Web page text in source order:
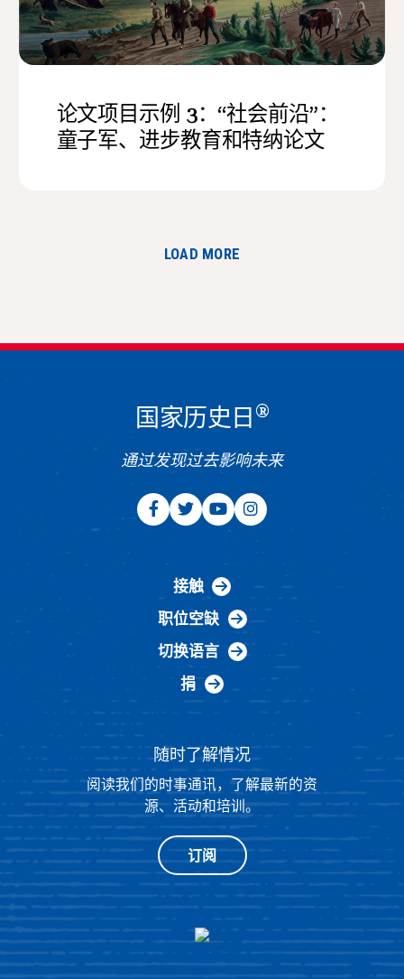
论文项目示例 3：“社会前沿”：
童子军、进步教育和特纳论文
LOAD MORE
国家历史日 ®
通过发现过去影响未来
接触
职位空缺
切换语言
捐
随时了解情况
阅读我们的时事通讯，了解最新的资
源、活动和培训。
订阅